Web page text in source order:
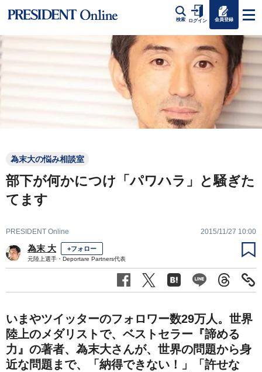
検索 ログイン 会員登録
為末大の悩み相談室
部下が何かにつけ「パワハラ」と騒ぎた
てます
PRESIDENT Online 2015/11/27 10:00
為末 大 +フォロー
元陸上選手・Deportare Partners代表
いまやツイッターのフォロワー数29万人。世界
陸上のメダリストで、ベストセラー『諦める
力』の著者、為末大さんが、世界の問題から身
近な問題まで、「納得できない！」「許せな